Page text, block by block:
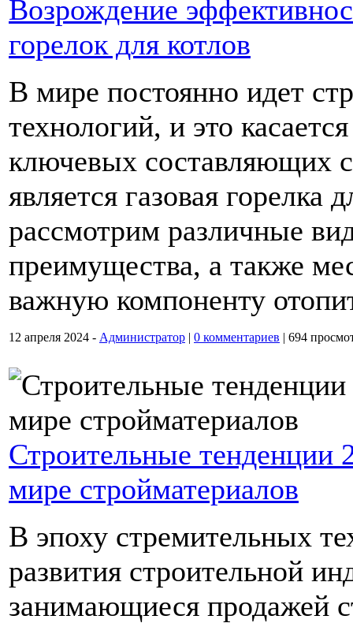
Возрождение
горелок для котлов
В мире постоянно идет
технологий, и это
ключевых составляющих
является газовая горелка
рассмотрим различные
преимущества, а также
важную компоненту
12 апреля 2024 - Администратор | 0 комментариев | 694
Строительные тенденции
мире стройматериалов
В эпоху стремительных
развития строительной
занимающиеся продажей